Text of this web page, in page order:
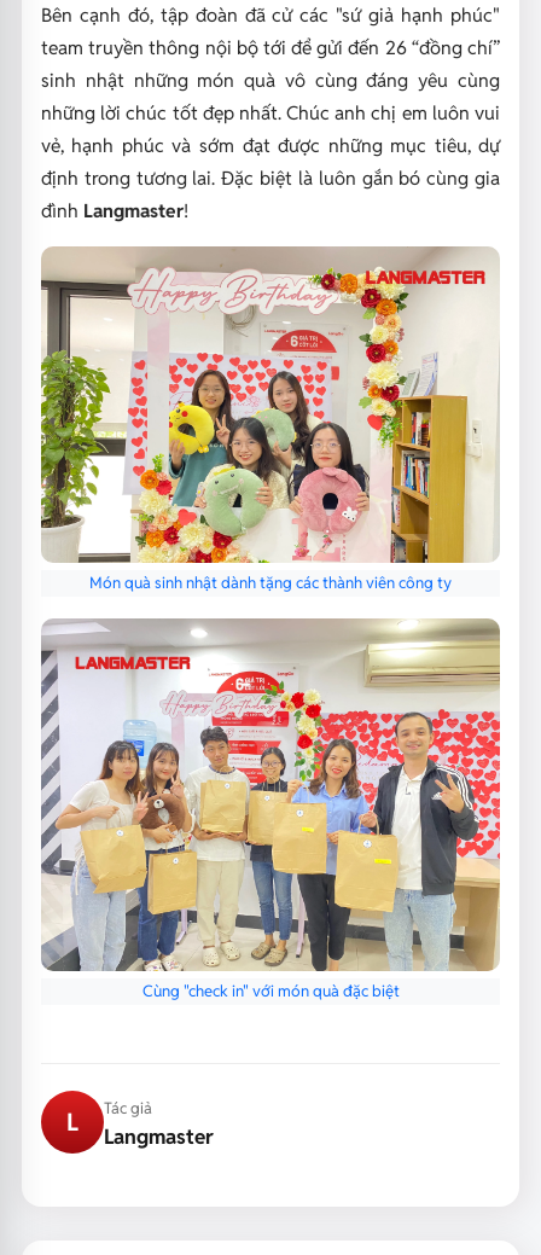
Bên cạnh đó, tập đoàn đã cử các "sứ giả hạnh phúc"
team truyền thông nội bộ tới để gửi đến 26 “đồng chí”
sinh nhật những món quà vô cùng đáng yêu cùng
những lời chúc tốt đẹp nhất. Chúc anh chị em luôn vui
vẻ, hạnh phúc và sớm đạt được những mục tiêu, dự
định trong tương lai. Đặc biệt là luôn gắn bó cùng gia
đình Langmaster!
Món quà sinh nhật dành tặng các thành viên công ty
Cùng "check in" với món quà đặc biệt
L Tác giả
Langmaster